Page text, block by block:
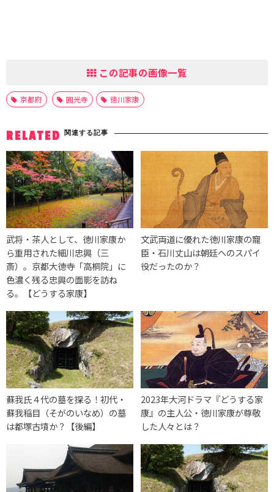
この記事の画像一覧
京都府 圓光寺 徳川家康
RELATED 関連する記事
武将・茶人として、徳川家康か
ら重用された細川忠興（三
斎）。京都大徳寺「高桐院」に
色濃く残る忠興の面影を訪ね
る。【どうする家康】
文武両道に優れた徳川家康の寵
臣・石川丈山は朝廷へのスパイ
役だったのか？
蘇我氏４代の墓を探る！初代・
蘇我稲目（そがのいなめ）の墓
は都塚古墳か？【後編】
2023年大河ドラマ『どうする家
康』の主人公・徳川家康が尊敬
した人々とは？